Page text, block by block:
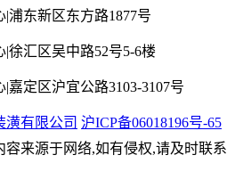
浦东新区东方路1877号
徐汇区吴中路52号5-6楼
定区沪宜公路3103-3107号
潢有限公司 沪ICP备06018196号-65
容来源于网络,如有侵权,请及时联